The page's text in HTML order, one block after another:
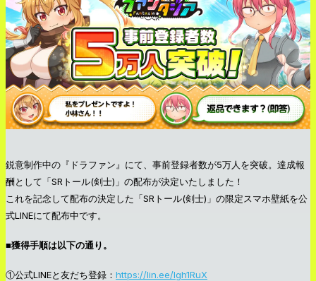
鋭意制作中の『ドラファン』にて、事前登録者数が5万人を突破。達成報
酬として「SRトール(剣士)」の配布が決定いたしました！
これを記念して配布の決定した「SRトール(剣士)」の限定スマホ壁紙を公
式LINEにて配布中です。
■獲得手順は以下の通り。
①公式LINEと友だち登録： https://lin.ee/lgh1RuX